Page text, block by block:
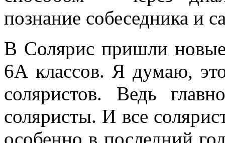
познание собеседника и
В Солярис пришли новые
6А классов. Я думаю,
соляристов. Ведь
соляристы. И все